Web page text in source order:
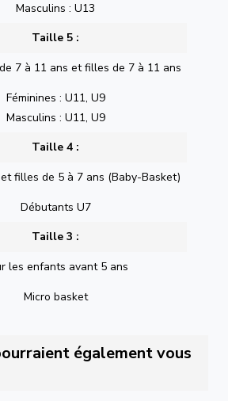
Masculins : U13
Taille 5 :
7 à 11 ans et filles de 7 à 11 ans
Féminines : U11, U9
Masculins : U11, U9
Taille 4 :
filles de 5 à 7 ans (Baby-Basket)
Débutants U7
Taille 3 :
les enfants avant 5 ans
Micro basket
également vous